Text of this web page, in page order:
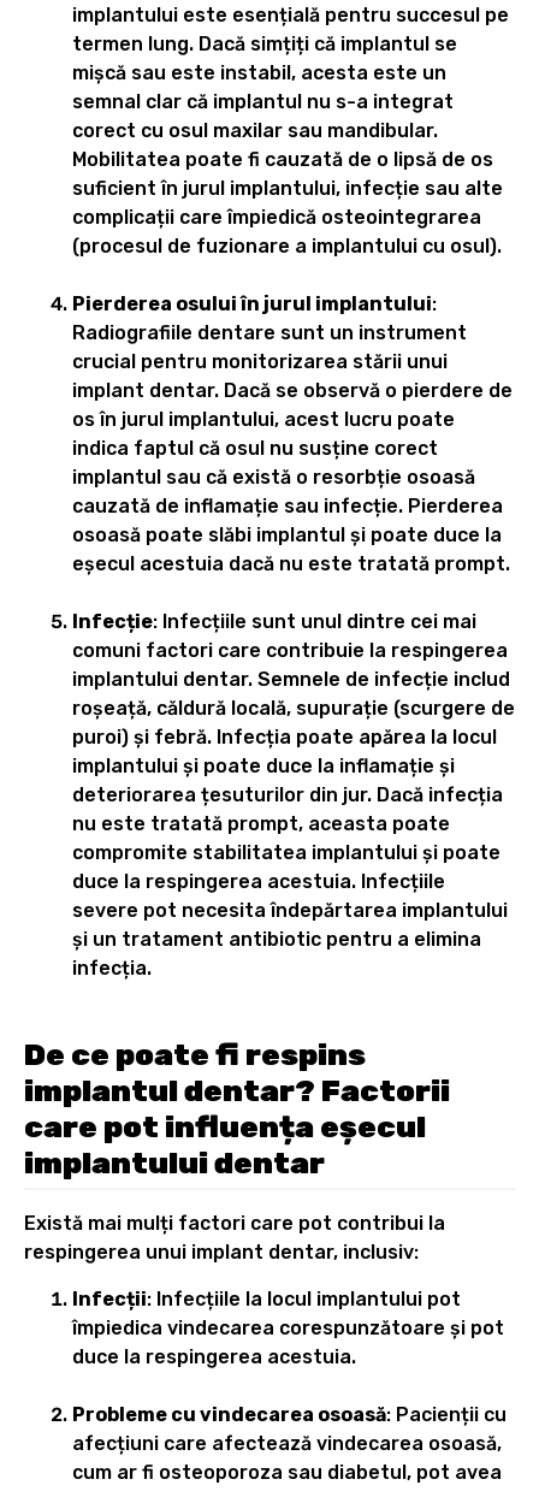
implantului este esențială pentru succesul pe
termen lung. Dacă simțiți că implantul se
mișcă sau este instabil, acesta este un
semnal clar că implantul nu s-a integrat
corect cu osul maxilar sau mandibular.
Mobilitatea poate fi cauzată de o lipsă de os
suficient în jurul implantului, infecție sau alte
complicații care împiedică osteointegrarea
(procesul de fuzionare a implantului cu osul).
Pierderea osului în jurul implantului:
Radiografiile dentare sunt un instrument
crucial pentru monitorizarea stării unui
implant dentar. Dacă se observă o pierdere de
os în jurul implantului, acest lucru poate
indica faptul că osul nu susține corect
implantul sau că există o resorbție osoasă
cauzată de inflamație sau infecție. Pierderea
osoasă poate slăbi implantul și poate duce la
eșecul acestuia dacă nu este tratată prompt.
Infecție: Infecțiile sunt unul dintre cei mai
comuni factori care contribuie la respingerea
implantului dentar. Semnele de infecție includ
roșeață, căldură locală, supurație (scurgere de
puroi) și febră. Infecția poate apărea la locul
implantului și poate duce la inflamație și
deteriorarea țesuturilor din jur. Dacă infecția
nu este tratată prompt, aceasta poate
compromite stabilitatea implantului și poate
duce la respingerea acestuia. Infecțiile
severe pot necesita îndepărtarea implantului
și un tratament antibiotic pentru a elimina
infecția.
De ce poate fi respins
implantul dentar? Factorii
care pot influența eșecul
implantului dentar
Există mai mulți factori care pot contribui la
respingerea unui implant dentar, inclusiv:
Infecții: Infecțiile la locul implantului pot
împiedica vindecarea corespunzătoare și pot
duce la respingerea acestuia.
Probleme cu vindecarea osoasă: Pacienții cu
afecțiuni care afectează vindecarea osoasă,
cum ar fi osteoporoza sau diabetul, pot avea